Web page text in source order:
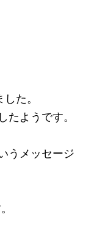
た。
たようです。
うメッセージ